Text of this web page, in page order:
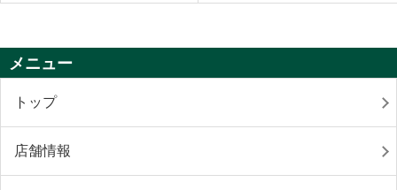
メニュー
トップ
店舗情報